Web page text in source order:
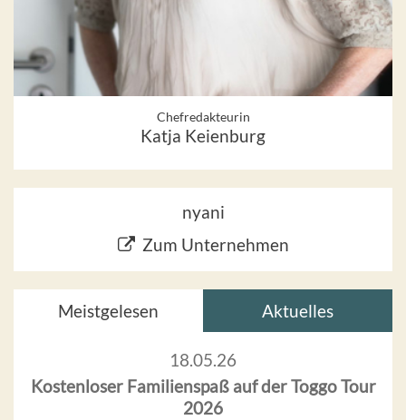
Chefredakteurin
Katja Keienburg
nyani
Zum Unternehmen
Meistgelesen Aktuelles
18.05.26
Kostenloser Familienspaß auf der Toggo Tour
2026